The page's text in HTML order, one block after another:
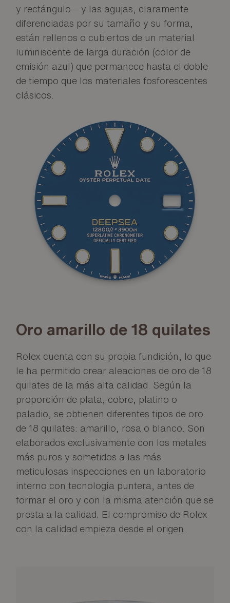
y rectángulo— y las agujas, claramente
diferenciadas por su tamaño y su forma,
están rellenos o cubiertos de un material
luminiscente de larga duración (color de
emisión azul) que permanece hasta el doble
de tiempo que los materiales fosforescentes
clásicos.
Oro amarillo de 18 quilates
Rolex cuenta con su propia fundición, lo que
le ha permitido crear aleaciones de oro de 18
quilates de la más alta calidad. Según la
proporción de plata, cobre, platino o
paladio, se obtienen diferentes tipos de oro
de 18 quilates: amarillo, rosa o blanco. Son
elaborados exclusivamente con los metales
más puros y sometidos a las más
meticulosas inspecciones en un laboratorio
interno con tecnología puntera, antes de
formar el oro y con la misma atención que se
presta a la calidad. El compromiso de Rolex
con la calidad empieza desde el origen.